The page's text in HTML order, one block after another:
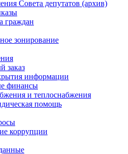
Совета депутатов (архив)
граждан
зонирование
заказ
информации
финансы
и теплоснабжения
помощь
коррупции